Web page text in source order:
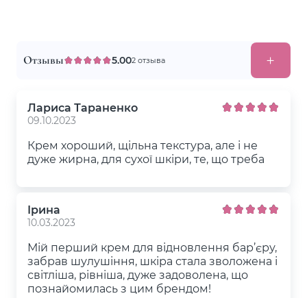
Отзывы 5.002 отзыва
Лариса Тараненко
09.10.2023
Крем хороший, щільна текстура, але і не
дуже жирна, для сухої шкіри, те, що треба
Ірина
10.03.2023
Мій перший крем для відновлення бар’єру,
забрав шулушіння, шкіра стала зволожена і
світліша, рівніша, дуже задоволена, що
познайомилась з цим брендом!